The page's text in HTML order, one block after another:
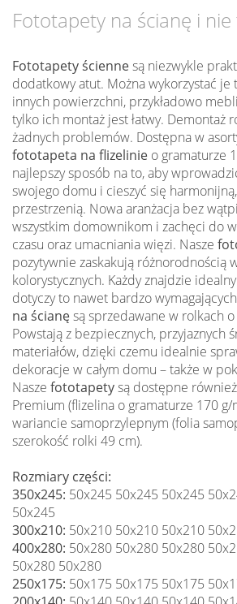
Fototapety na ścianę i
Fototapety ściennesą niezwykle
dodatkowy atut. Można wykorzystać
innych powierzchni, przykładowo
tylko ich montaż jest łatwy. Demontaż
żadnych problemów. Dostępna w
fototapeta na flizelinie o gramaturze
najlepszy sposób na to, aby
swojego domu i cieszyć się
przestrzenią. Nowa aranżacja bez
wszystkim domownikom i zachęci do
czasu oraz umacniania więzi. Nasze
pozytywnie zaskakują różnorodnością
kolorystycznych. Każdy znajdzie
dotyczy to nawet bardzo
na ścianęsą sprzedawane w rolkach
Powstają z bezpiecznych, przyjaznych
materiałów, dzięki czemu idealnie
dekoracje w całym domu – także w
Nasze fototapetysą dostępne
Premium (flizelina o gramaturze 170 g/
wariancie samoprzylepnym (folia
szerokość rolki 49 cm).
Rozmiary części:
350x245: 50x245 50x245 50x245
50x245
300x210: 50x210 50x210 50x210
400x280: 50x280 50x280 50x280
50x280 50x280
250x175: 50x175 50x175 50x175